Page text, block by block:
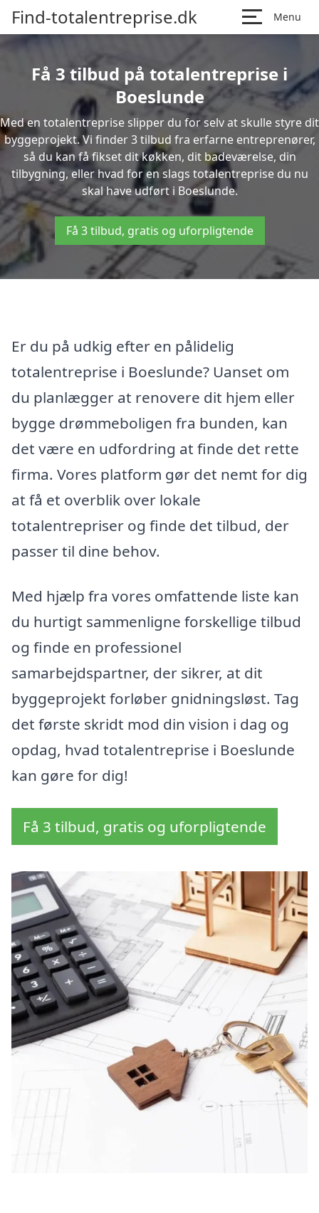
Find-totalentreprise.dk Menu
Få 3 tilbud på totalentreprise i
Boeslunde
Med en totalentreprise slipper du for selv at skulle styre dit
byggeprojekt. Vi finder 3 tilbud fra erfarne entreprenører,
så du kan få fikset dit køkken, dit badeværelse, din
tilbygning, eller hvad for en slags totalentreprise du nu
skal have udført i Boeslunde.
Få 3 tilbud, gratis og uforpligtende
Er du på udkig efter en pålidelig
totalentreprise i Boeslunde? Uanset om
du planlægger at renovere dit hjem eller
bygge drømmeboligen fra bunden, kan
det være en udfordring at finde det rette
firma. Vores platform gør det nemt for dig
at få et overblik over lokale
totalentrepriser og finde det tilbud, der
passer til dine behov.
Med hjælp fra vores omfattende liste kan
du hurtigt sammenligne forskellige tilbud
og finde en professionel
samarbejdspartner, der sikrer, at dit
byggeprojekt forløber gnidningsløst. Tag
det første skridt mod din vision i dag og
opdag, hvad totalentreprise i Boeslunde
kan gøre for dig!
Få 3 tilbud, gratis og uforpligtende